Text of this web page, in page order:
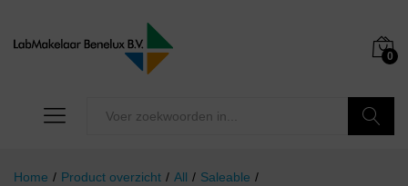
0
Home / Product overzicht / All / Saleable /